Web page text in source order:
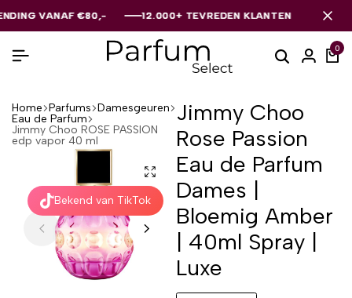
€80,- 12.000+ TEVREDEN KLANTEN
€80,- 12.000+ TEVREDEN KLANTEN
€80,- 12.000+ TEVREDEN KLANTEN
0
Home Parfums Damesgeuren
Eau de Parfum
Jimmy Choo ROSE PASSION
edp vapor 40 ml
Bekend van TikTok
Jimmy Choo
Rose Passion
Eau de Parfum
Dames |
Bloemig Amber
| 40ml Spray |
Luxe